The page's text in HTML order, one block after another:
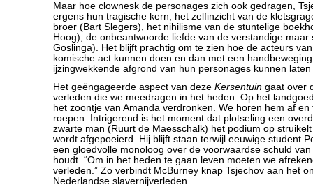
Maar hoe clownesk de personages zich ook gedragen,
ergens hun tragische kern; het zelfinzicht van de
broer (Bart Slegers), het nihilisme van de stuntelige
Hoog), de onbeantwoorde liefde van de verstandige maar
Goslinga). Het blijft prachtig om te zien hoe de acteurs
komische act kunnen doen en dan met een
ijzingwekkende afgrond van hun personages kunnen laten
Het geëngageerde aspect van deze Kersentuin gaat over
verleden die we meedragen in het heden. Op het
het zoontje van Amanda verdronken. We horen hem af
roepen. Intrigerend is het moment dat plotseling een
zwarte man (Ruurt de Maesschalk) het podium op
wordt afgepoeierd. Hij blijft staan terwijl eeuwige student
een gloedvolle monoloog over de voorwaardse schuld
houdt. “Om in het heden te gaan leven moeten we
verleden.” Zo verbindt McBurney knap Tsjechov aan het
Nederlandse slavernijverleden.